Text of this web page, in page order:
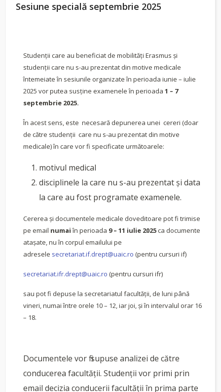
Sesiune specială septembrie 2025
Studenţii care au beneficiat de mobilităţi Erasmus şi
studenţii care nu s-au prezentat din motive medicale
întemeiate în sesiunile organizate în perioada iunie – iulie
2025 vor putea susţine examenele în perioada 1 – 7
septembrie 2025.
În acest sens, este necesară depunerea unei cereri (doar
de către studenţii care nu s-au prezentat din motive
medicale) în care vor fi specificate următoarele:
motivul medical
disciplinele la care nu s-au prezentat şi data
la care au fost programate examenele.
Cererea şi documentele medicale doveditoare pot fi trimise
pe email numaiîn perioada 9 – 11 iulie 2025ca documente
ataşate, nu în corpul emailului pe
adresele secretariat.if.drept@uaic.ro (pentru cursuri if)
secretariat.ifr.drept@uaic.ro (pentru cursuri ifr)
sau pot fi depuse la secretariatul facultăţii, de luni până
vineri, numai între orele 10 – 12, iar joi, şi în intervalul orar 16
– 18.
Documentele vor fi supuse analizei de către
conducerea facultăţii. Studenţii vor primi prin
email decizia conducerii facultăţii în prima parte